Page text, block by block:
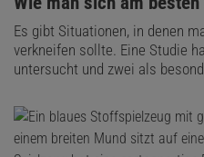
Es gibt Situationen, in denen
verkneifen sollte. Eine Studie
untersucht und zwei als